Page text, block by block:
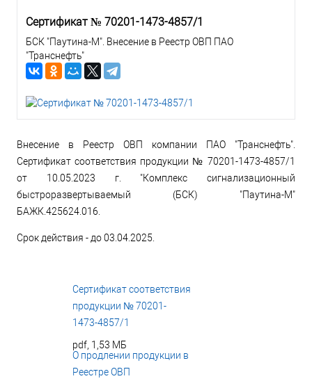
Сертификат № 70201-1473-4857/1
БСК "Паутина-М". Внесение в Реестр ОВП ПАО
"Транснефть"
Внесение в Реестр ОВП компании ПАО "Транснефть".
Сертификат соответствия продукции № 70201-1473-4857/1
от 10.05.2023 г. "Комплекс сигнализационный
быстроразвертываемый (БСК) "Паутина-М"
БАЖК.425624.016.
Срок действия - до 03.04.2025.
Сертификат соответствия
продукции № 70201-
1473-4857/1
pdf, 1,53 МБ
О продлении продукции в
Реестре ОВП